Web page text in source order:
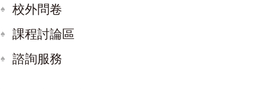
校外問卷
課程討論區
諮詢服務